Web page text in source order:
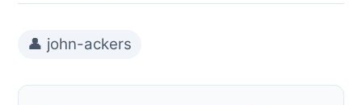
👤 john-ackers